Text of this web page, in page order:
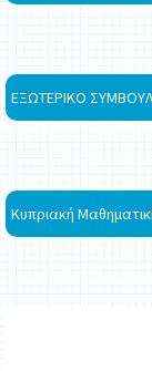
ΕΞΩΤΕΡΙΚΟ
Κυπριακή